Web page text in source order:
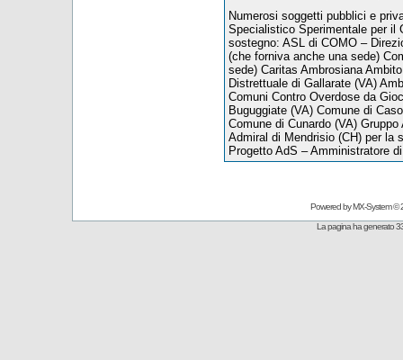
Numerosi soggetti pubblici e
Specialistico Sperimentale per il
sostegno: ASL di COMO –
(che forniva anche una sede)
sede) Caritas Ambrosiana
Distrettuale di Gallarate (VA)
Comuni Contro Overdose da
Buguggiate (VA) Comune di
Comune di Cunardo (VA)
Admiral di Mendrisio (CH) per la
Progetto AdS – Amministratore
Powered byMX-System©
La pagina ha generato